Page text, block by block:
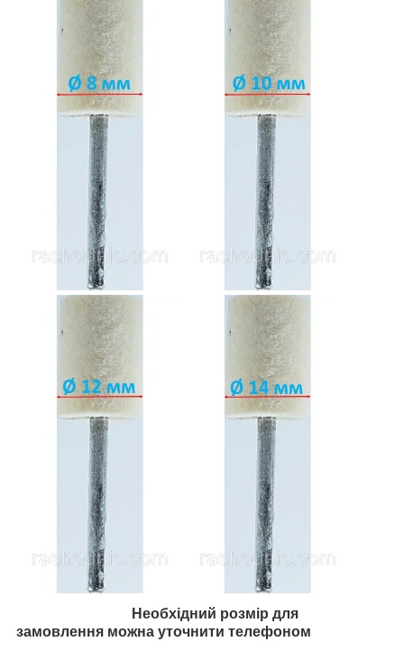
Необхідний розмір для
замовлення можна уточнити телефоном